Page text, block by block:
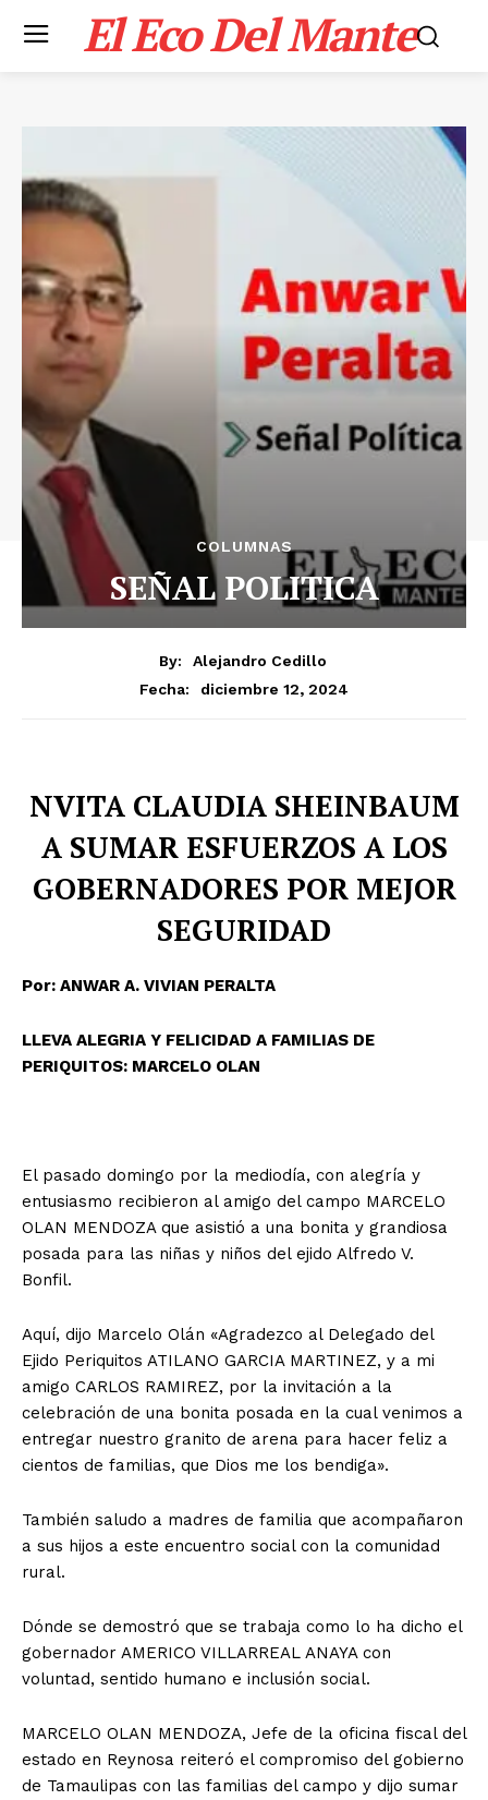
El Eco Del Mante
COLUMNAS
SEÑAL POLITICA
By:
Alejandro Cedillo
Fecha:
diciembre 12, 2024
NVITA CLAUDIA SHEINBAUM
A SUMAR ESFUERZOS A LOS
GOBERNADORES POR MEJOR
SEGURIDAD
Por: ANWAR A. VIVIAN PERALTA
LLEVA ALEGRIA Y FELICIDAD A FAMILIAS DE
PERIQUITOS: MARCELO OLAN
El pasado domingo por la mediodía, con alegría y
entusiasmo recibieron al amigo del campo MARCELO
OLAN MENDOZA que asistió a una bonita y grandiosa
posada para las niñas y niños del ejido Alfredo V.
Bonfil.
Aquí, dijo Marcelo Olán «Agradezco al Delegado del
Ejido Periquitos ATILANO GARCIA MARTINEZ, y a mi
amigo CARLOS RAMIREZ, por la invitación a la
celebración de una bonita posada en la cual venimos a
entregar nuestro granito de arena para hacer feliz a
cientos de familias, que Dios me los bendiga».
También saludo a madres de familia que acompañaron
a sus hijos a este encuentro social con la comunidad
rural.
Dónde se demostró que se trabaja como lo ha dicho el
gobernador AMERICO VILLARREAL ANAYA con
voluntad, sentido humano e inclusión social.
MARCELO OLAN MENDOZA, Jefe de la oficina fiscal del
estado en Reynosa reiteró el compromiso del gobierno
de Tamaulipas con las familias del campo y dijo sumar